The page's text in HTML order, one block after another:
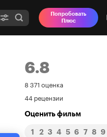
Попробовать
Плюс
6.8
Рейтинг
6.8
8 371 оценка
44 рецензии
Оценить фильм
1 2 3 4 5 6 7 8 9